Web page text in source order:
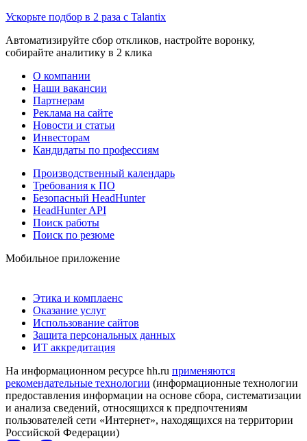
Ускорьте подбор в 2 раза с Talantix
Автоматизируйте сбор откликов, настройте воронку,
собирайте аналитику в 2 клика
О компании
Наши вакансии
Партнерам
Реклама на сайте
Новости и статьи
Инвесторам
Кандидаты по профессиям
Производственный календарь
Требования к ПО
Безопасный HeadHunter
HeadHunter API
Поиск работы
Поиск по резюме
Мобильное приложение
Этика и комплаенс
Оказание услуг
Использование сайтов
Защита персональных данных
ИТ аккредитация
На информационном ресурсе hh.ru применяются
рекомендательные технологии (информационные технологии
предоставления информации на основе сбора, систематизации
и анализа сведений, относящихся к предпочтениям
пользователей сети «Интернет», находящихся на территории
Российской Федерации)